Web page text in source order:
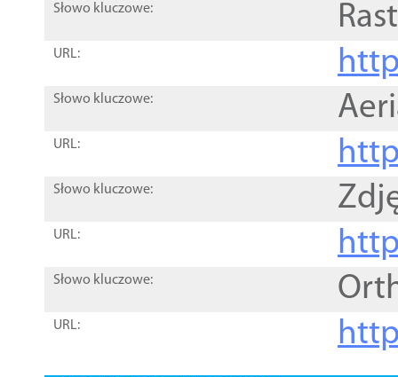
Słowo kluczowe:
URL:
Słowo kluczowe:
URL:
Słowo kluczowe:
URL:
Słowo kluczowe:
URL: